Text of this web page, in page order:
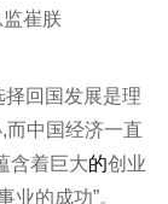
崔朕
回国发展是理
而中国经济一直
含着巨大的创业
的成功”。